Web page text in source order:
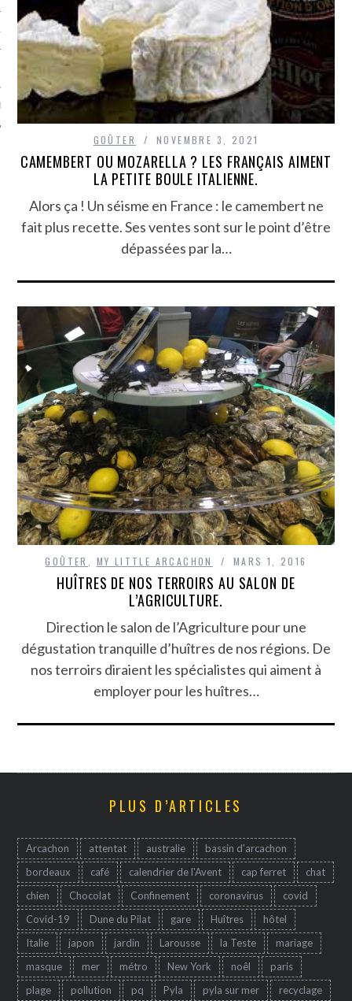
ARCACHON
GOÛTER NOVEMBRE 3, 2021
CAMEMBERT OU MOZARELLA ? LES FRANÇAIS AIMENT
LA PETITE BOULE ITALIENNE.
Alors ça ! Un séisme en France : le camembert ne
fait plus recette. Ses ventes sont sur le point d’être
dépassées par la…
GOÛTER MY LITTLE ARCACHON MARS 1, 2016
HUÎTRES DE NOS TERROIRS AU SALON DE
L’AGRICULTURE.
Direction le salon de l’Agriculture pour une
dégustation tranquille d’huîtres de nos régions. De
nos terroirs diraient les spécialistes qui aiment à
employer pour les huîtres…
PLUS D’ARTICLES
Arcachon attentat australie
bassin d'arcachon
bordeaux
café calendrier de l'Avent cap ferret
chat
chien
Chocolat Confinement coronavirus
covid
Covid-19
Dune du Pilat gare Huîtres
hôtel
Italie
japon jardin Larousse la Teste
mariage
masque
mer métro New York noêl
paris
plage
pollution pq Pyla pyla sur mer
recyclage